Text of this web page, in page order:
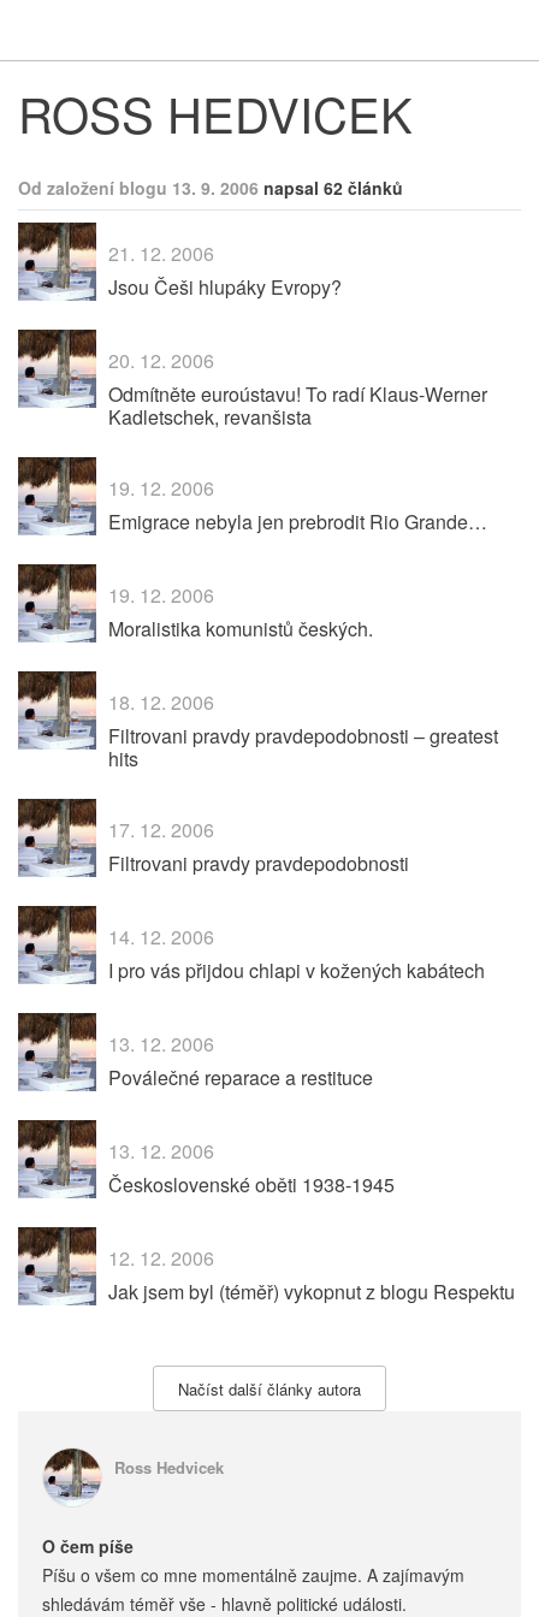
ROSS HEDVICEK
Od založení blogu 13. 9. 2006 napsal 62 článků
21. 12. 2006
Jsou Češi hlupáky Evropy?
20. 12. 2006
Odmítněte euroústavu! To radí Klaus-Werner
Kadletschek, revanšista
19. 12. 2006
Emigrace nebyla jen prebrodit Rio Grande…
19. 12. 2006
Moralistika komunistů českých.
18. 12. 2006
Filtrovani pravdy pravdepodobnosti – greatest
hits
17. 12. 2006
Filtrovani pravdy pravdepodobnosti
14. 12. 2006
I pro vás přijdou chlapi v kožených kabátech
13. 12. 2006
Poválečné reparace a restituce
13. 12. 2006
Československé oběti 1938-1945
12. 12. 2006
Jak jsem byl (téměř) vykopnut z blogu Respektu
Načíst další články autora
Ross Hedvicek
O čem píše
Píšu o všem co mne momentálně zaujme. A zajímavým
shledávám téměř vše - hlavně politické události.